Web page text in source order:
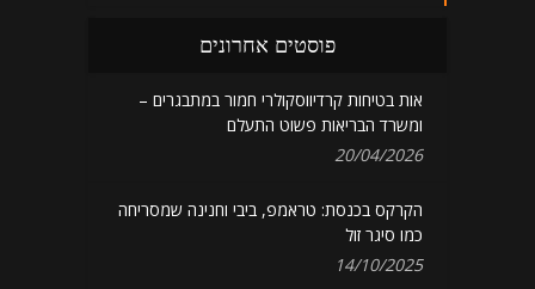
פוסטים אחרונים
אות בטיחות קרדיווסקולרי חמור במתבגרים –
ומשרד הבריאות פשוט התעלם
20/04/2026
הקרקס בכנסת: טראמפ, ביבי וחנינה שמסריחה
כמו סיגר זול
14/10/2025